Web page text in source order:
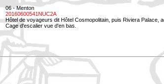
06 - Menton
20160600541NUC2A
Hôtel de voyageurs dit Hôtel Cosmopolitain, puis Riviera Palace,
Cage d'escalier vue d'en bas.